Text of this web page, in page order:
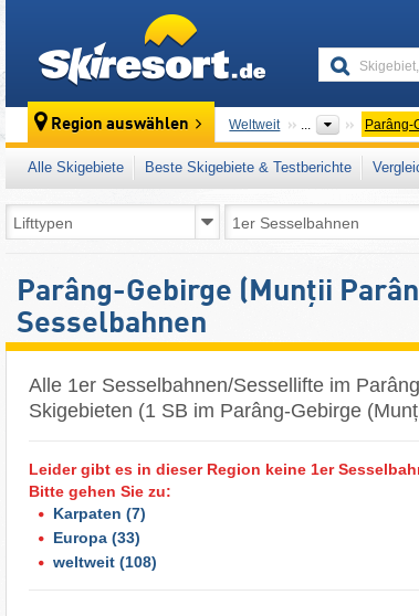
Region auswählen Weltweit ... Parâng-
Alle Skigebiete Beste Skigebiete & Testberichte
Parâng-Gebirge (Munții
Sesselbahnen
Alle 1er Sesselbahnen/Sessellifte im
Skigebieten (1 SB im Parâng-Gebirge
Leider gibt es in dieser Region keine 1er
Bitte gehen Sie zu:
Karpaten (7)
Europa (33)
weltweit (108)